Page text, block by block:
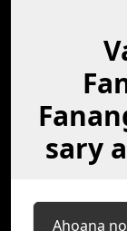
sary
Ahoana